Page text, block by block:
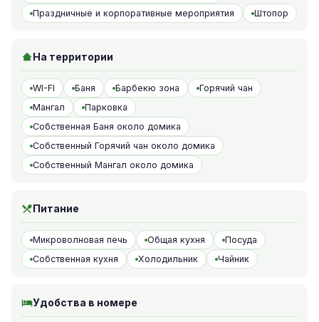
Праздничные и корпоративные мероприятия
Штопор
На территории
WI-FI Баня Барбекю зона
Горячий чан
Мангал
Парковка
Собственная Баня около домика
Собственный Горячий чан около домика
Собственный Мангал около домика
Питание
Микроволновая печь Общая кухня
Посуда
Собственная кухня
Холодильник Чайник
Удобства в номере